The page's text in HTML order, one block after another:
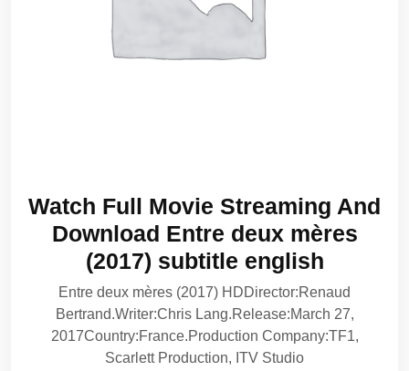
Watch Full Movie Streaming And
Download Entre deux mères
(2017) subtitle english
Entre deux mères (2017) HDDirector:Renaud
Bertrand.Writer:Chris Lang.Release:March 27,
2017Country:France.Production Company:TF1,
Scarlett Production, ITV Studio